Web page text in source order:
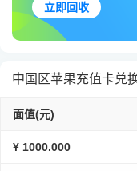
立即回收
中国区苹果充值卡兑
面值(元)
¥ 1000.000